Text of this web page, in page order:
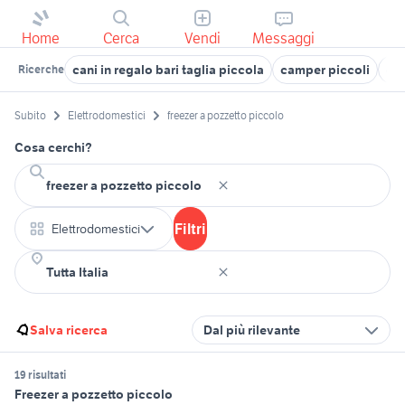
Home Cerca Vendi Messaggi
Ricerche cani in regalo bari taglia piccola camper piccoli
Subito Elettrodomestici freezer a pozzetto piccolo
Cosa cerchi?
Elettrodomestici Filtri
Salva ricerca Dal più rilevante
19 risultati
Freezer a pozzetto piccolo